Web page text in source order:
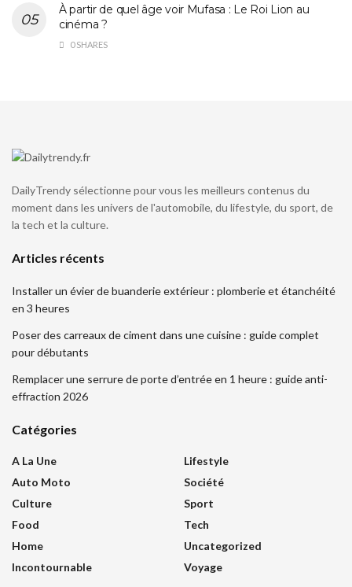
À partir de quel âge voir Mufasa : Le Roi Lion au
cinéma ?
0 SHARES
DailyTrendy sélectionne pour vous les meilleurs contenus du
moment dans les univers de l'automobile, du lifestyle, du sport, de
la tech et la culture.
Articles récents
Installer un évier de buanderie extérieur : plomberie et étanchéité
en 3 heures
Poser des carreaux de ciment dans une cuisine : guide complet
pour débutants
Remplacer une serrure de porte d’entrée en 1 heure : guide anti-
effraction 2026
Catégories
A La Une
Auto Moto
Culture
Food
Home
Incontournable
Lifestyle
Société
Sport
Tech
Uncategorized
Voyage